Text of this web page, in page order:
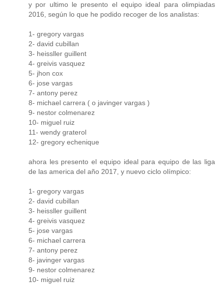
y por ultimo le presento el equipo ideal para olimpiadas
2016, según lo que he podido recoger de los analistas:
1- gregory vargas
2- david cubillan
3- heissller guillent
4- greivis vasquez
5- jhon cox
6- jose vargas
7- antony perez
8- michael carrera ( o javinger vargas )
9- nestor colmenarez
10- miguel ruiz
11- wendy graterol
12- gregory echenique
ahora les presento el equipo ideal para equipo de las liga
de las america del año 2017, y nuevo ciclo olímpico:
1- gregory vargas
2- david cubillan
3- heissller guillent
4- greivis vasquez
5- jose vargas
6- michael carrera
7- antony perez
8- javinger vargas
9- nestor colmenarez
10- miguel ruiz